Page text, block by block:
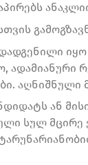
ადამიანური
აღნიშნული
ან
სულ